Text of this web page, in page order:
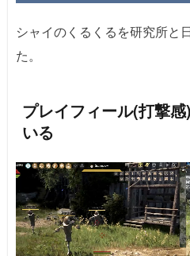
シャイのくるくるを研究所と
た。
プレイフィール(打撃
いる